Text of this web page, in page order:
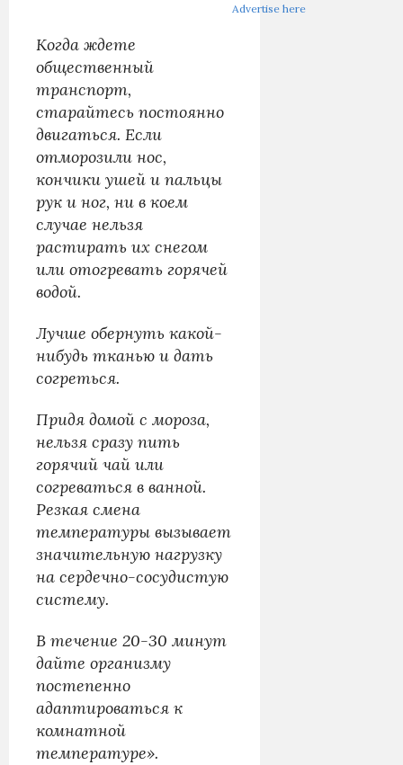
Advertise here
Когда ждете
общественный
транспорт,
старайтесь постоянно
двигаться. Если
отморозили нос,
кончики ушей и пальцы
рук и ног, ни в коем
случае нельзя
растирать их снегом
или отогревать горячей
водой.
Лучше обернуть какой-
нибудь тканью и дать
согреться.
Придя домой с мороза,
нельзя сразу пить
горячий чай или
согреваться в ванной.
Резкая смена
температуры вызывает
значительную нагрузку
на сердечно-сосудистую
систему.
В течение 20-30 минут
дайте организму
постепенно
адаптироваться к
комнатной
температуре».